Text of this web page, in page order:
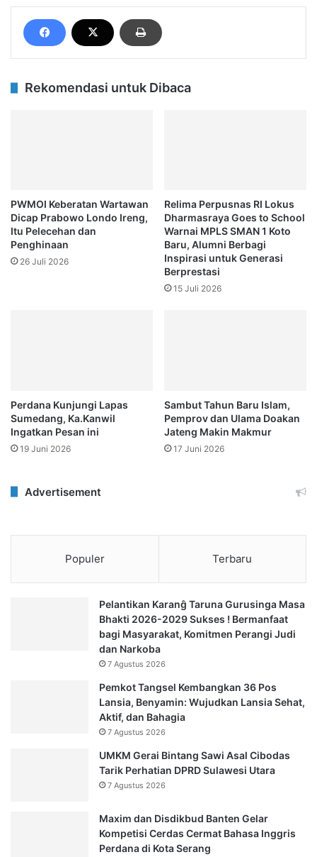
Rekomendasi untuk Dibaca
PWMOI Keberatan Wartawan
Dicap Prabowo Londo Ireng,
Itu Pelecehan dan
Penghinaan
26 Juli 2026
Relima Perpusnas RI Lokus
Dharmasraya Goes to School
Warnai MPLS SMAN 1 Koto
Baru, Alumni Berbagi
Inspirasi untuk Generasi
Berprestasi
15 Juli 2026
Perdana Kunjungi Lapas
Sumedang, Ka.Kanwil
Ingatkan Pesan ini
19 Juni 2026
Sambut Tahun Baru Islam,
Pemprov dan Ulama Doakan
Jateng Makin Makmur
17 Juni 2026
Advertisement
Populer Terbaru
Pelantikan Karanĝ Taruna Gurusinga Masa
Bhakti 2026-2029 Sukses ! Bermanfaat
bagi Masyarakat, Komitmen Perangi Judi
dan Narkoba
7 Agustus 2026
Pemkot Tangsel Kembangkan 36 Pos
Lansia, Benyamin: Wujudkan Lansia Sehat,
Aktif, dan Bahagia
7 Agustus 2026
UMKM Gerai Bintang Sawi Asal Cibodas
Tarik Perhatian DPRD Sulawesi Utara
7 Agustus 2026
Maxim dan Disdikbud Banten Gelar
Kompetisi Cerdas Cermat Bahasa Inggris
Perdana di Kota Serang